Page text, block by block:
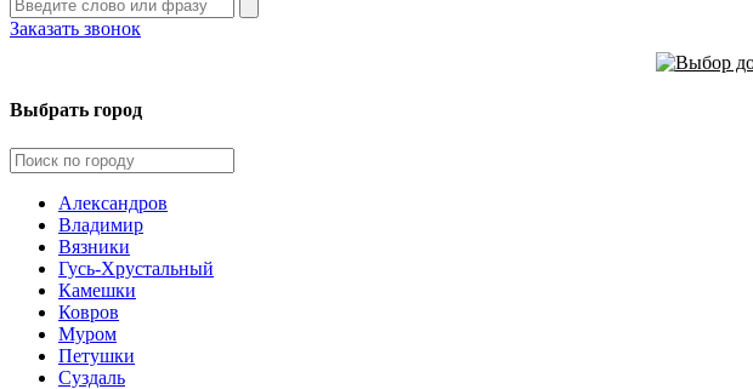
Заказать звонок
Выбрать город
Александров
Владимир
Вязники
Гусь-Хрустальный
Камешки
Ковров
Муром
Петушки
Суздаль